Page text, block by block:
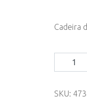
Cadeira
Cadeira
de
Noel
SKU: